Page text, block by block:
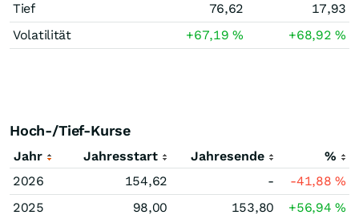
Tief
76,62
17,93
Volatilität
+67,19% +68,92%
Hoch-/Tief-Kurse
Jahr Jahresstart Jahresende
%
2026
154,62 - -41,88%
2025
98,00 153,80 +56,94%